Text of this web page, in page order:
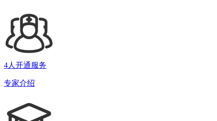
4人开通服务
专家介绍